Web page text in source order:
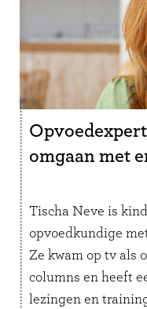
omgaan met
Tischa Neve is
opvoedkundige
Ze kwam op tv als
columns en heeft
lezingen en